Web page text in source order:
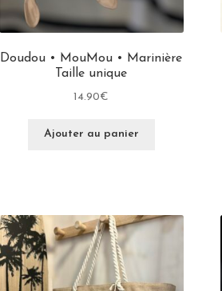
Doudou • MouMou • Marinière
Taille unique
14.90€
Ajouter au panier